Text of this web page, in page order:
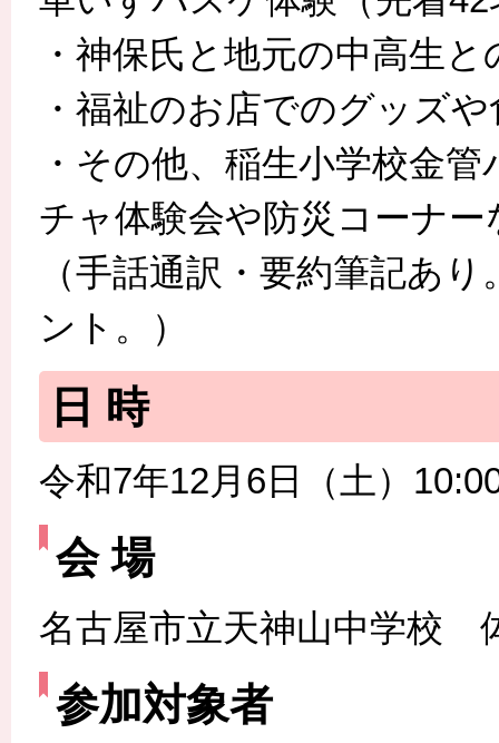
・神保氏と地元の中高生
・福祉のお店でのグッズ
・その他、稲生小学校金
チャ体験会や防災コーナー
（手話通訳・要約筆記あ
ント。）
日 時
令和7年12月6日（土）
会 場
名古屋市立天神山中学校
参加対象者